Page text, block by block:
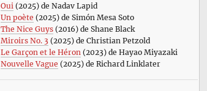
Oui(2025) de Nadav Lapid
Un poète (2025) de Simón Mesa Soto
The Nice Guys(2016) de Shane Black
Miroirs No. 3 (2025) de Christian Petzold
Le Garçon et le Héron(2023) de Hayao Miyazaki
Nouvelle Vague (2025) de Richard Linklater